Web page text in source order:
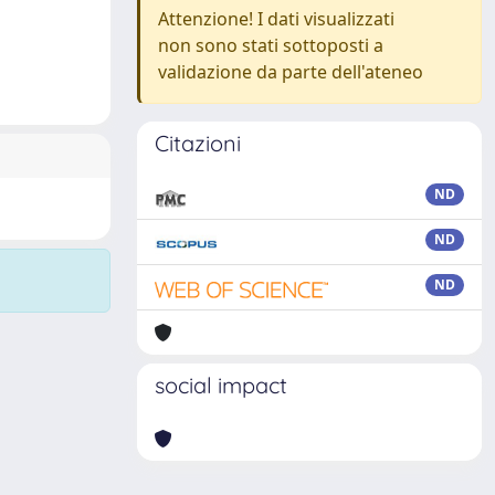
Attenzione! I dati visualizzati
non sono stati sottoposti a
validazione da parte dell'ateneo
Citazioni
ND
ND
ND
social impact